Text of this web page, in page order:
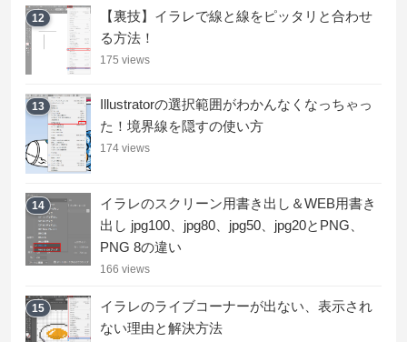
12
【裏技】イラレで線と線をピッタリと合わせ
る方法！
175 views
13
Illustratorの選択範囲がわかんなくなっちゃっ
た！境界線を隠すの使い方
174 views
14
イラレのスクリーン用書き出し＆WEB用書き
出し jpg100、jpg80、jpg50、jpg20とPNG、
PNG 8の違い
166 views
15
イラレのライブコーナーが出ない、表示され
ない理由と解決方法